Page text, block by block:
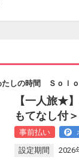
たしの時間 Ｓｏｌ
【一人旅★
もてなし付＞
事前払い
設定期間
2026